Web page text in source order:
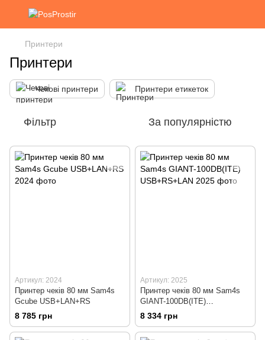
Принтери
Принтери
Чекові принтери Принтери етикеток
Фільтр За популярністю
Артикул: 2024
Принтер чеків 80 мм Sam4s
Gcube USB+LAN+RS
8 785 грн
Артикул: 2025
Принтер чеків 80 мм Sam4s
GIANT-100DB(ITE)
USB+RS+LAN
8 334 грн